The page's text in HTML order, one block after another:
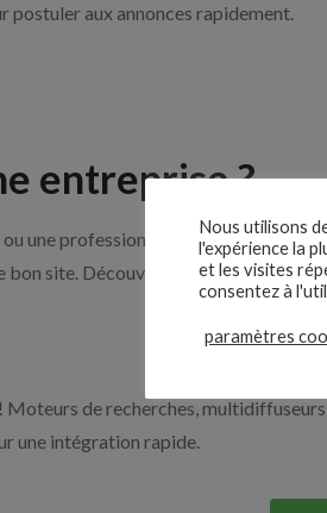
postuler aux annonces rapidement.
entreprise ?
une professionnelle de
bon site. Découvrez nos solutions
de recherches,
une intégration rapide.
Nous utilisons
l'expérience la
et les visites
consentez à
paramètres